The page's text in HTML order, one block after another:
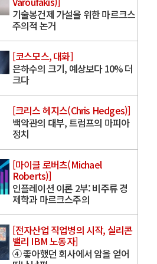
기술봉건제 가설을 위한 마르크스
주의적 논거
[코스모스, 대화]
은하수의 크기, 예상보다 10% 더
크다
[크리스 헤지스(Chris Hedges)]
백악관의 대부, 트럼프의 마피아
정치
[마이클 로버츠(Michael
Roberts)]
인플레이션 이론 2부: 비주류 경
제학과 마르크스주의
[전자산업 직업병의 시작, 실리콘
밸리 IBM 노동자]
④ 좋아했던 회사에서 암을 얻어